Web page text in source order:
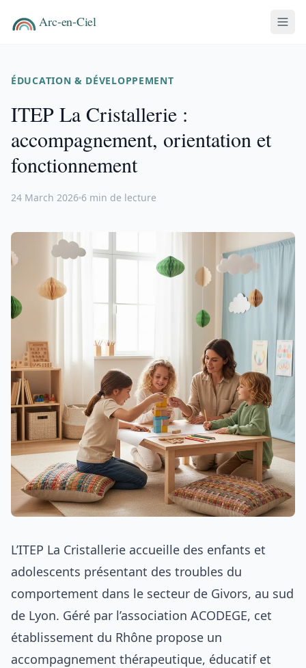
ÉDUCATION & DÉVELOPPEMENT
ITEP La Cristallerie :
accompagnement, orientation et
fonctionnement
24 March 2026 6 min de lecture
L’ITEP La Cristallerie accueille des enfants et
adolescents présentant des troubles du
comportement dans le secteur de Givors, au sud
de Lyon. Géré par l’association ACODEGE, cet
établissement du Rhône propose un
accompagnement thérapeutique, éducatif et